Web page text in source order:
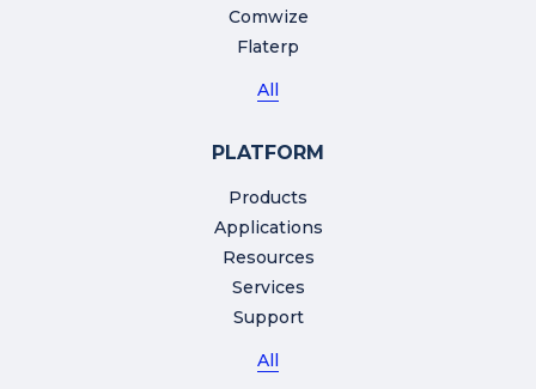
Comwize
Flaterp
All
PLATFORM
Products
Applications
Resources
Services
Support
All